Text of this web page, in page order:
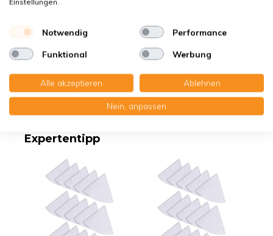
Produktbeschreibung
Erstklassige Qualität - Made in Germany
Expertentipp
Einstellungen.
Notwendig Performance
Funktional Werbung
Alle akzeptieren Ablehnen
Nein, anpassen